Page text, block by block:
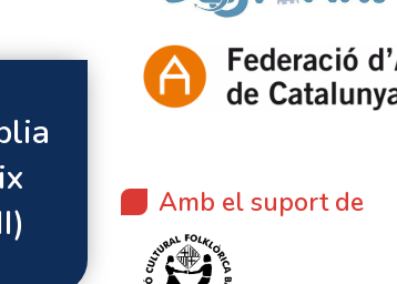
Amb el suport de